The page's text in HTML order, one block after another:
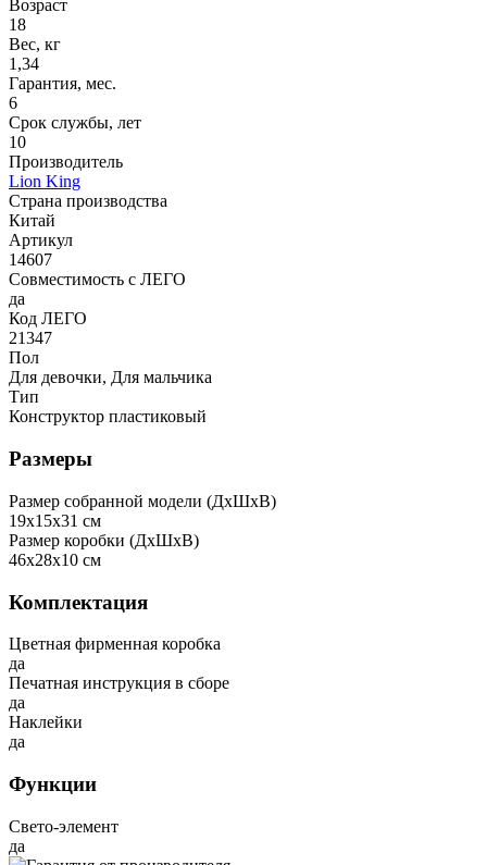
Возраст
18
Вес, кг
1,34
Гарантия, мес.
6
Срок службы, лет
10
Производитель
Lion King
Страна производства
Китай
Артикул
14607
Совместимость с ЛЕГО
да
Код ЛЕГО
21347
Пол
Для девочки, Для мальчика
Тип
Конструктор пластиковый
Размеры
Размер собранной модели (ДxШxВ)
19x15x31 см
Размер коробки (ДxШxВ)
46x28x10 см
Комплектация
Цветная фирменная коробка
да
Печатная инструкция в сборе
да
Наклейки
да
Функции
Свето-элемент
да